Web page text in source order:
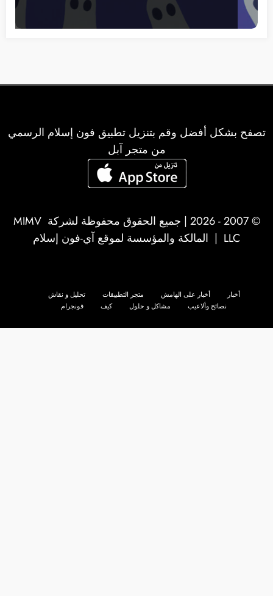
تصفح بشكل أفضل وقم بتنزيل تطبيق فون إسلام الرسمي
من متجر آبل
© 2007 - 2026 | جميع الحقوق محفوظة لشركة
MIMV
LLC | المالكة والمؤسسة لموقع آي-فون إسلام
أخبار أخبار على الهامش متجر التطبيقات
تحليل و نقاش
نصائح وألاعيب
مشاكل و حلول كيف فونجرام